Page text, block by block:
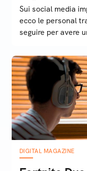
Sui social media
ecco le personal
seguire per avere
DIGITAL MAGAZINE